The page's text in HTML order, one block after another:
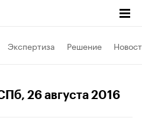
Экспертиза Решение
, 26 августа 2016